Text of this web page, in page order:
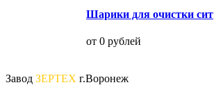
Шарики для очистки сит
от 0 рублей
Завод ЗЕРТЕХ г.Воронеж